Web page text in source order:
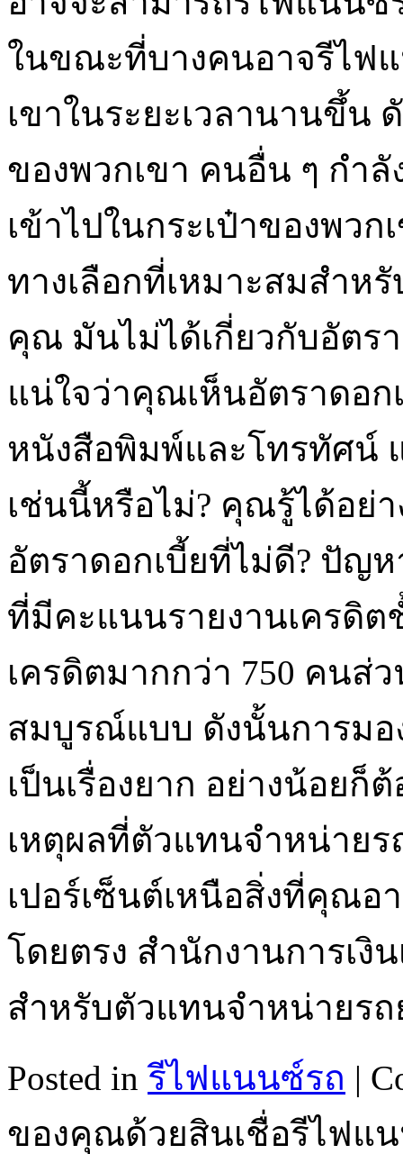
ในขณะที่บางคนอาจรีไฟ
เขาในระยะเวลานานขึ้น
ของพวกเขา คนอื่น ๆ กำ
เข้าไปในกระเป๋าของพว
ทางเลือกที่เหมาะสมสำห
คุณ มันไม่ได้เกี่ยวกับอัตร
แน่ใจว่าคุณเห็นอัตราดอ
หนังสือพิมพ์และโทรทัศน์
เช่นนี้หรือไม่? คุณรู้ได้อย่า
อัตราดอกเบี้ยที่ไม่ดี? ปัญ
ที่มีคะแนนรายงานเครดิ
เครดิตมากกว่า 750 คนส่
สมบูรณ์แบบ ดังนั้นการมอ
เป็นเรื่องยาก อย่างน้อย
เหตุผลที่ตัวแทนจำหน่าย
เปอร์เซ็นต์เหนือสิ่งที่คุณอ
โดยตรง สำนักงานการเ
สำหรับตัวแทนจำหน่ายร
Posted in รีไฟแนนซ์รถ |
ของคุณด้วยสินเชื่อรีไฟแ